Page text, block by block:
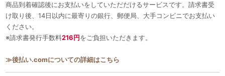
商品到着確認後にお支払いをしていただだけるサービスです。請求書受
け取り後、14日以内に最寄りの銀行、郵便局、大手コンビニでお支払い
ください。
※請求書発行手数料216円をご負担いただきます。
≫後払い.comについての詳細はこちら